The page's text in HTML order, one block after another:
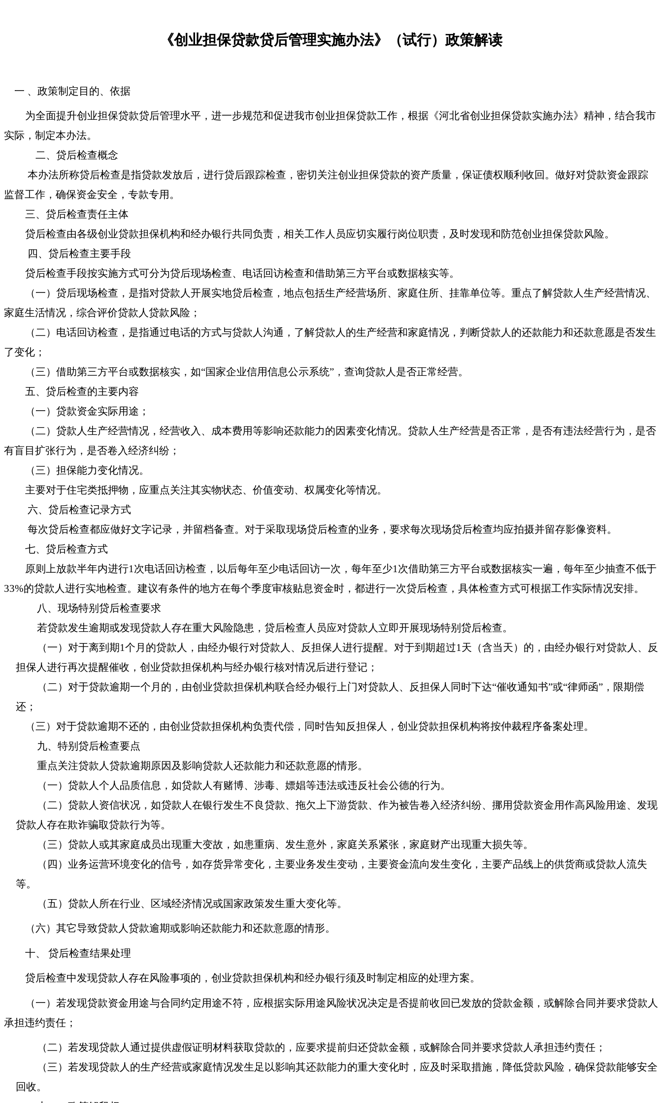
《创业担保贷款贷后管理实施办法》（试行）政策解读
一 、政策制定目的、依据
为全面提升创业担保贷款贷后管理水平，进一步规范和促进我市创业担保贷款工作，根据《河北省创业担保贷款实施办法》精神，结合我市
实际，制定本办法。
二、贷后检查概念
本办法所称贷后检查是指贷款发放后，进行贷后跟踪检查，密切关注创业担保贷款的资产质量，保证债权顺利收回。做好对贷款资金跟踪
监督工作，确保资金安全，专款专用。
三、 贷后检查责任主体
贷后检查由各级创业贷款担保机构和经办银行共同负责，相关工作人员应切实履行岗位职责，及时发现和防范创业担保贷款风险。
四、 贷后检查主要手段
贷后检查手段按实施方式可分为贷后现场检查、 电话回访检查和借助第三方平台或数据核实等。
（一）贷后现场检查，是指对贷款人开展实地贷后检查，地点包括生产经营场所、家庭住所、挂靠单位等。重点了解贷款人生产经营情况、
家庭生活情况，综合评价贷款人贷款风险 ；
（二）电话回访检查，是指通过电话的方式与贷款人沟通，了解贷款人的生产经营和家庭情况，判断贷款人的还款能力和还款意愿是否发生
了变化 ；
（三）借助第三方平台或数据核实，如“国家企业信用信息公示系统”， 查询贷款人是否正常经营。
五、 贷后检查的主要内容
（一）贷款资金实际用途 ；
（二） 贷款人生产经营情况，经营收入、成本费用等影响还款能力的因素变化情况。贷款人生产经营是否正常，是否有违法经营行为，是否
有盲目扩张行为，是否卷入经济纠纷 ；
（三）担保能力变化情况。
主要对于住宅类抵押物，应重点关注其实物状态、价值变动、权属变化等情况。
六、贷后检查记录方式
每次贷后检查都应做好文字记录，并留档备查。 对于采取现场贷后检查的业务，要求每次现场贷后检查均应拍摄并留存影像资料。
七、 贷后检查方式
原则上放款半年内进行1次电话回访检查， 以后每年至少电话回访一次， 每年至少1次借助第三方平台或数据核实一遍，每年至少抽查不低于
33%的贷款人进行实地检查。建议有条件的地方在每个季度审核贴息资金时，都进行一次贷后检查，具体检查方式可根据工作实际情况安排。
八、 现场特别贷后检查要求
若贷款发生逾期或发现贷款人存在重大风险隐患，贷后检查人员应对贷款人立即开展现场特别贷后检查。
（一）对于离到期1个月的贷款人，由经办银行对贷款人、反担保人进行提醒。对于到期超过1天（含当天）的，由经办银行对贷款人 、 反
担保人进行再次提醒催收， 创业贷款担保机构与经办银行核对情况后进行登记；
（二）对于贷款逾期一个月的， 由创业贷款担保机构联合经办银行上门对贷款人 、反担保人同时下达“催收通知书”或“律师函”，限期偿
还 ；
（三）对于贷款逾期不还的， 由创业贷款担保机构负责代偿，同时告知反担保人 ， 创业贷款担保机构将按仲裁程序备案处理。
九、 特别贷后检查要点
重点关注贷款人贷款逾期原因及影响贷款人还款能力和还款意愿的情形。
（一）贷款人个人品质信息，如贷款人有赌博、涉毒、嫖娼等违法或违反社会公德的行为。
（二）贷款人资信状况，如贷款人在银行发生不良贷款、拖欠上下游货款、作为被告卷入经济纠纷、挪用贷款资金用作高风险用途、发现
贷款人存在欺诈骗取贷款行为等。
（三）贷款人或其家庭成员出现重大变故，如患重病、发生意外，家庭关系紧张，家庭财产出现重大损失等。
（四）业务运营环境变化的信号，如存货异常变化，主要业务发生变动，主要资金流向发生变化，主要产品线上的供货商或贷款人流失
等。
（五）贷款人所在行业、区域经济情况或国家政策发生重大变化等。
（六）其它导致贷款人贷款逾期或影响还款能力和还款意愿的情形。
十、 贷后检查结果处理
贷后检查中发现贷款人存在风险事项的， 创业贷款担保机构和经办银行须及 时制定相应的处理方案。
（一）若发现贷款资金用途与合同约定用途不符，应根据实际用途风险状况决定是否提前收回已发放的贷款金额 ，或解除合同并要求贷款人
承担违约责任；
（二）若发现贷款人通过提供虚假证明材料获取贷款的，应要求提前归还贷款金额 ，或解除合同并要求贷款人承担违约责任；
（三）若发现贷款人的生产经营或家庭情况发生足以影响其还款能力的重大变化时，应及时采取措施，降低贷款风险，确保贷款能够安全
回收。